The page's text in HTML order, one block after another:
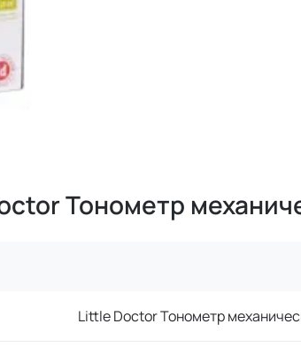
Тонометр
Little Doctor Тонометр